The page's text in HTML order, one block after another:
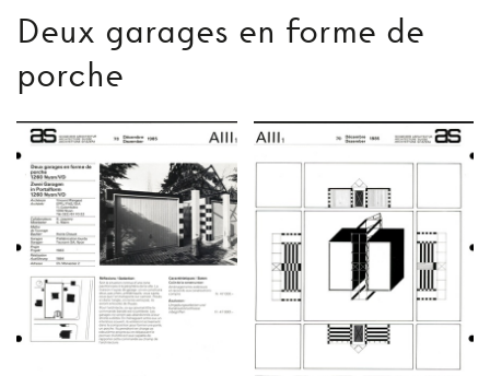
Deux garages en forme de
porche